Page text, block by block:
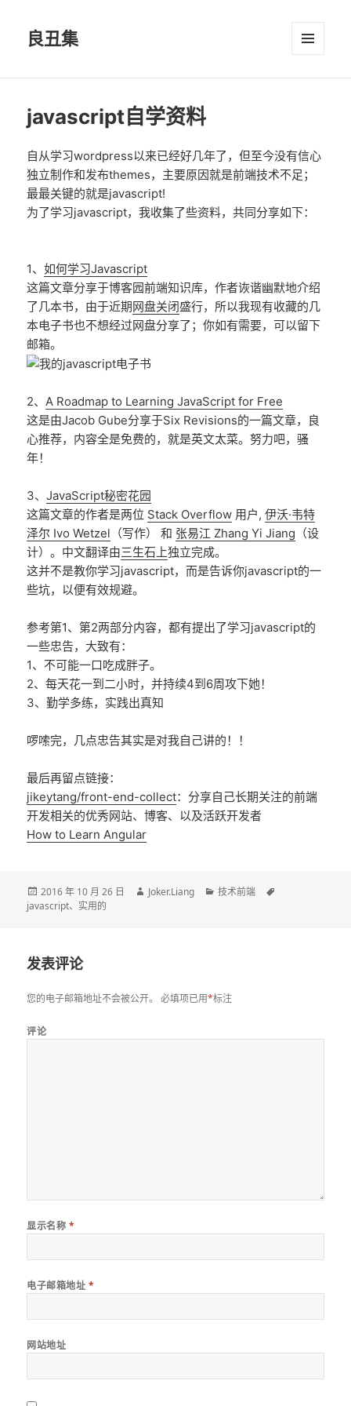
良丑集
javascript自学资料
自从学习wordpress以来已经好几年了，但至今没有信心
独立制作和发布themes，主要原因就是前端技术不足；
最最关键的就是javascript!
为了学习javascript，我收集了些资料，共同分享如下：
1、如何学习Javascript
这篇文章分享于博客园前端知识库，作者诙谐幽默地介绍
了几本书，由于近期 网盘关闭盛行，所以我现有收藏的几
本电子书也不想经过网盘分享了；你如有需要，可以留下
邮箱。
2、A Roadmap to Learning JavaScript for Free
这是由Jacob Gube分享于Six Revisions的一篇文章，良
心推荐，内容全是免费的，就是英文太菜。努力吧，骚
年！
3、JavaScript秘密花园
这篇文章的作者是两位 Stack Overflow 用户,伊沃·韦特
泽尔 Ivo Wetzel （写作） 和 张易江 Zhang Yi Jiang （设
计）。中文翻译由三生石上独立完成。
这并不是教你学习javascript，而是告诉你javascript的一
些坑，以便有效规避。
参考第1、第2两部分内容，都有提出了学习javascript的
一些忠告，大致有：
1、不可能一口吃成胖子。
2、每天花一到二小时，并持续4到6周攻下她！
3、勤学多练，实践出真知
啰嗦完，几点忠告其实是对我自己讲的！！
最后再留点链接：
jikeytang/front-end-collect：分享自己长期关注的前端
开发相关的优秀网站、博客、以及活跃开发者
How to Learn Angular
发
布
2016 年 10 月 26 日
作
Joker.Liang
分
技术前端
javascript、 实用的
发表评论
您的电子邮箱地址不会被公开。 必填项已用*标注
评论
显示名称 *
电子邮箱地址 *
网站地址